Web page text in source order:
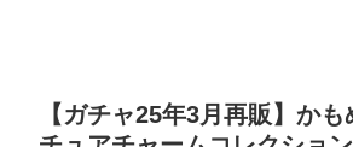
【ガチャ25年3月再販】か